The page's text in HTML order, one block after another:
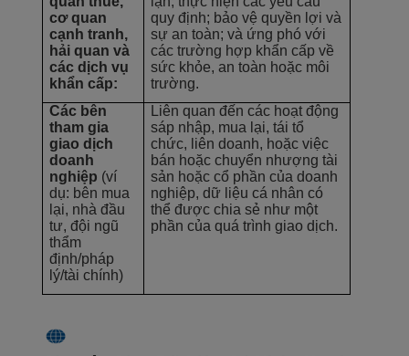
cơ quan
cạnh tranh,
hải quan và
các dịch vụ
khẩn cấp:
quy định; bảo vệ quyền lợi và
sự an toàn; và ứng phó với
các trường hợp khẩn cấp về
sức khỏe, an toàn hoặc môi
trường.
Các bên
tham gia
giao dịch
doanh
nghiệp (ví
dụ: bên mua
lại, nhà đầu
tư, đội ngũ
thẩm
định/pháp
lý/tài chính)
Liên quan đến các hoạt động
sáp nhập, mua lại, tái tổ
chức, liên doanh, hoặc việc
bán hoặc chuyển nhượng tài
sản hoặc cổ phần của doanh
nghiệp, dữ liệu cá nhân có
thể được chia sẻ như một
phần của quá trình giao dịch.